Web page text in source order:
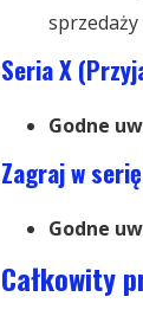
Seria X
Godne
Zagraj w
Godne
Całkowity